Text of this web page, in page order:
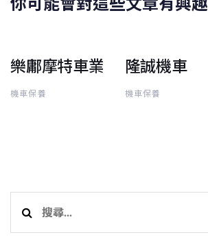
樂鄘摩特車業
機車保養
隆誠機車
機車保養
關